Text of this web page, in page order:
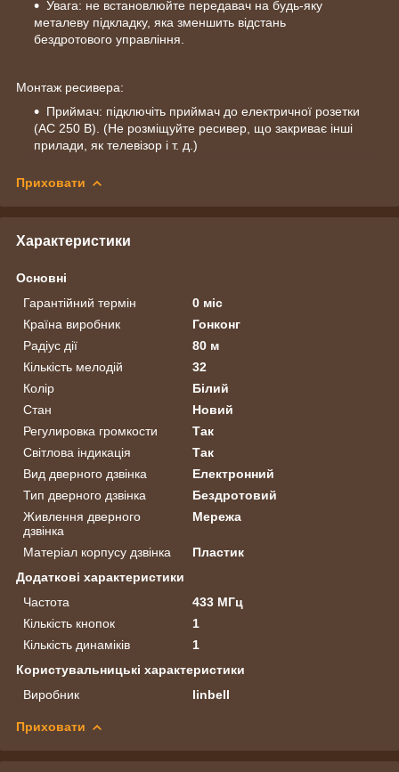
Увага: не встановлюйте передавач на будь-яку
металеву підкладку, яка зменшить відстань
бездротового управління.
Монтаж ресивера:
Приймач: підключіть приймач до електричної розетки
(AC 250 В). (Не розміщуйте ресивер, що закриває інші
прилади, як телевізор і т. д.)
Приховати
Характеристики
Основні
Гарантійний термін
0 міс
Країна виробник
Гонконг
Радіус дії
80 м
Кількість мелодій
32
Колір
Білий
Стан
Новий
Регулировка громкости
Так
Світлова індикація
Так
Вид дверного дзвінка
Електронний
Тип дверного дзвінка
Бездротовий
Живлення дверного
дзвінка
Мережа
Матеріал корпусу дзвінка
Пластик
Додаткові характеристики
Частота
433 МГц
Кількість кнопок
1
Кількість динаміків
1
Користувальницькі характеристики
Виробник
linbell
Приховати